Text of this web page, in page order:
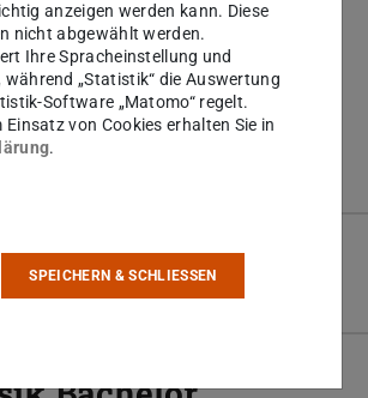
und im
über
TUCaN.
anzeigen werden kann. Diese
nicht abgewählt werden.
Ihre Spracheinstellung und
„Statistik“ die Auswertung
Software „Matomo“ regelt.
von Cookies erhalten Sie in
.
SPEICHERN & SCHLIESSEN